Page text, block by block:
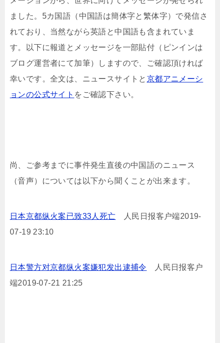
ました。5カ国語（中国語は簡体字と繁体字）で発信さ
れており、当然ながら英語と中国語も含まれていま
す。以下に報道とメッセージを一部貼付（ピンインは
ブログ運営者にて加筆）しますので、ご確認頂ければ
幸いです。全文は、ニュースサイトと 京都アニメーシ
ョンの公式サイト をご確認下さい。
尚、ご参考までに事件発生直後の中国語のニュース
（音声）については以下から聞くことが出来ます。
日本京都纵火案已致33人死亡 人民日报客户端2019-
07-19 23:10
日本警方对京都纵火案嫌犯发出逮捕令
人民日报客户
端2019-07-21 21:25